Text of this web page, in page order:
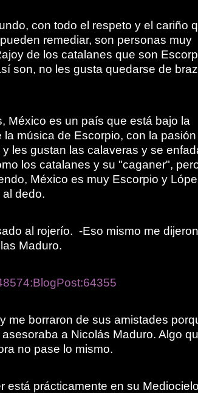
con todo el respeto y el cariño
remediar, son personas muy
de los catalanes que son
son, no les gusta quedarse de
México es un país que está bajo la
música de Escorpio, con la
les gustan las calaveras y se
los catalanes y su "caganer",
México es muy Escorpio y
dedo.
al rojerío. -Eso mismo me
Maduro.
me borraron de sus amistades
a Nicolás Maduro. Algo
no pase lo mismo.
está prácticamente en su